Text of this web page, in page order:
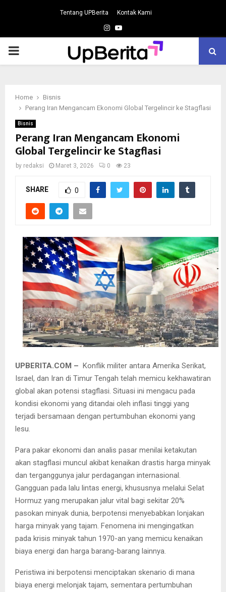
Tentang UPBerita Kontak Kami
Instagram
Youtube
PRIMARY
Home
Bisnis
Perang Iran Mengancam Ekonomi Global Tergelincir ke Stagflasi
Bisnis
Perang Iran Mengancam Ekonomi
Global Tergelincir ke Stagflasi
by redaksi Maret 3, 2026 0 23
SHARE 0
UPBERITA.COM – Konflik militer antara Amerika Serikat,
Israel, dan Iran di Timur Tengah telah memicu kekhawatiran
global akan potensi stagflasi. Situasi ini mengacu pada
kondisi ekonomi yang ditandai oleh inflasi tinggi yang
terjadi bersamaan dengan pertumbuhan ekonomi yang
lesu.
Para pakar ekonomi dan analis pasar menilai ketakutan
akan stagflasi muncul akibat kenaikan drastis harga minyak
dan terganggunya jalur perdagangan internasional.
Gangguan pada lalu lintas energi, khususnya melalui Selat
Hormuz yang merupakan jalur vital bagi sekitar 20%
pasokan minyak dunia, berpotensi menyebabkan lonjakan
harga minyak yang tajam. Fenomena ini mengingatkan
pada krisis minyak tahun 1970-an yang memicu kenaikan
biaya energi dan harga barang-barang lainnya.
Peristiwa ini berpotensi menciptakan skenario di mana
biaya energi melonjak tajam, sementara pertumbuhan